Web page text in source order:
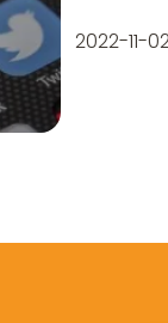
2022-11-